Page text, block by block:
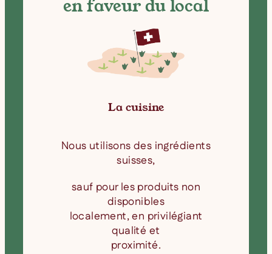
en faveur du local
La cuisine
Nous utilisons des ingrédients
suisses,
sauf pour les produits non
disponibles
localement, en privilégiant
qualité et
proximité.